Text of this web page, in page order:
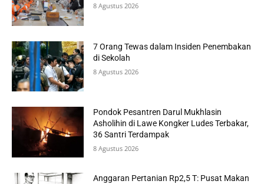
8 Agustus 2026
7 Orang Tewas dalam Insiden Penembakan
di Sekolah
8 Agustus 2026
Pondok Pesantren Darul Mukhlasin
Asholihin di Lawe Kongker Ludes Terbakar,
36 Santri Terdampak
8 Agustus 2026
Anggaran Pertanian Rp2,5 T: Pusat Makan